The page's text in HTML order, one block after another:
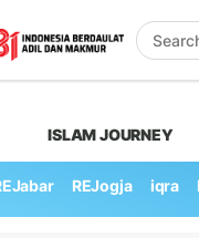
ISLAM JOURNEY
REJogja iqra